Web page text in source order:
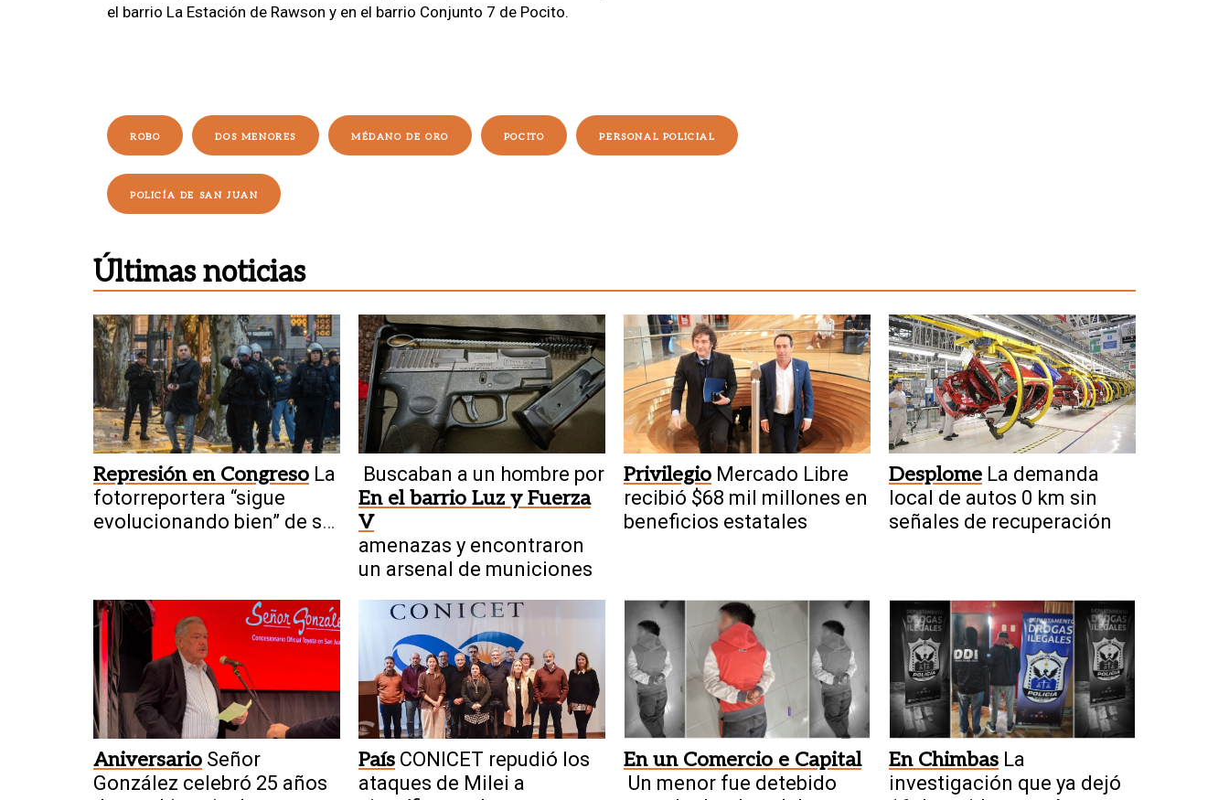
el barrio La Estación de Rawson y en el barrio Conjunto 7 de Pocito.
ROBO DOS MENORES MÉDANO DE ORO POCITO PERSONAL POLICIAL
POLICÍA DE SAN JUAN
Últimas noticias
Represión en Congreso La
fotorreportera “sigue
evolucionando bien” de su
En el barrio Luz y Fuerza
V
Buscaban a un hombre por
amenazas y encontraron
un arsenal de municiones
Privilegio Mercado Libre
recibió $68 mil millones en
beneficios estatales
Desplome La demanda
local de autos 0 km sin
señales de recuperación
Aniversario Señor
González celebró 25 años
País CONICET repudió los
ataques de Milei a
En un Comercio e Capital
Un menor fue detebido
En Chimbas La
investigación que ya dejó